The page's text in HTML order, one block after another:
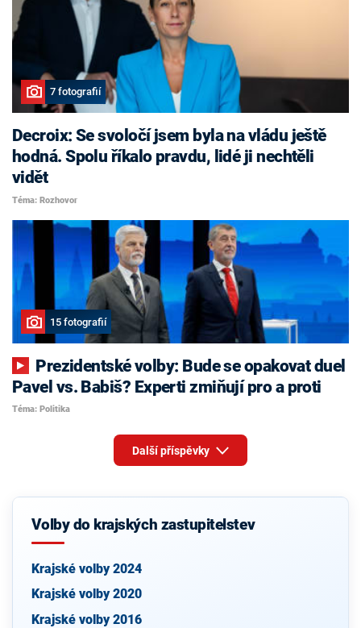
7 fotografií
Decroix: Se svoločí jsem byla na vládu ještě
hodná. Spolu říkalo pravdu, lidé ji nechtěli
vidět
Téma: Rozhovor
15 fotografií
Pavel vs. Babiš? Experti zmiňují pro a proti
Téma: Politika
Další příspěvky
Volby do krajských zastupitelstev
Krajské volby 2024
Krajské volby 2020
Krajské volby 2016